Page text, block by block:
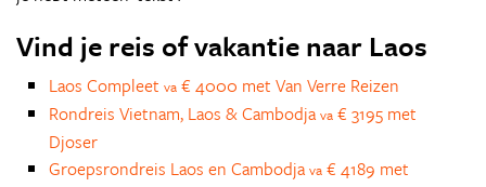
Vind je reis of vakantie naar Laos
Laos Compleet va € 4000 met Van Verre Reizen
Rondreis Vietnam, Laos & Cambodja va € 3195 met
Djoser
Groepsrondreis Laos en Cambodja va € 4189 met